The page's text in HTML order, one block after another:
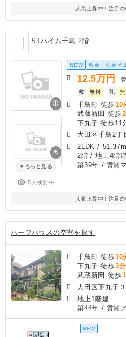
人気上昇中！注目の
STハイム千鳥 2階
もっと見る
5人検討中
NEW 敷金・礼金ゼ
12.5万円
敷
無料 礼
千鳥町 徒歩10
武蔵新田 徒歩
下丸子 徒歩11
大田区千鳥2丁
2LDK /
2階 / 地上4階
築39年 / 賃貸
人気上昇中！注目の
ハーフハウスの空室を探す
千鳥町 徒歩10
下丸子 徒歩3分
武蔵新田 徒歩
大田区下丸子
地上1階建
築44年 / 賃貸
NEW